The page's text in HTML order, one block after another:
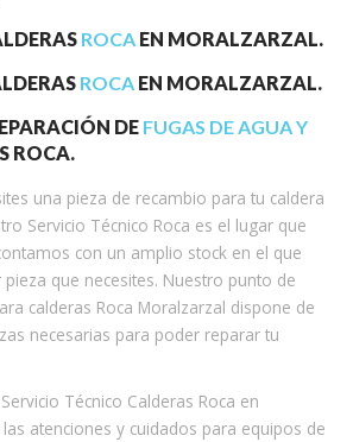
ROCA EN MORALZARZAL.
ROCA EN MORALZARZAL.
DE FUGAS DE AGUA Y
ROCA.
una pieza de recambio para tu caldera
Servicio Técnico Roca es el lugar que
con un amplio stock en el que
que necesites. Nuestro punto de
calderas Roca Moralzarzal dispone de
necesarias para poder reparar tu
Técnico Calderas Roca en
atenciones y cuidados para equipos de